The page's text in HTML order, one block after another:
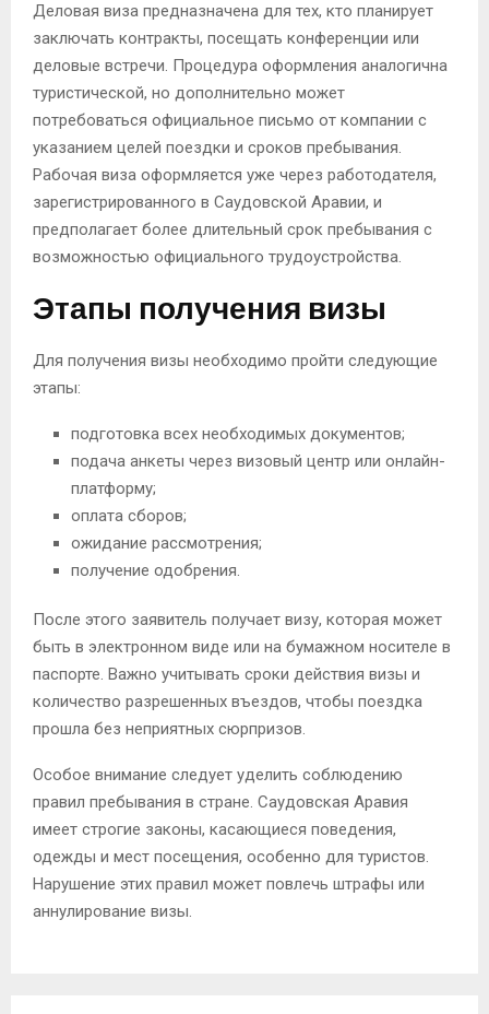
Деловая виза предназначена для тех, кто планирует
заключать контракты, посещать конференции или
деловые встречи. Процедура оформления аналогична
туристической, но дополнительно может
потребоваться официальное письмо от компании с
указанием целей поездки и сроков пребывания.
Рабочая виза оформляется уже через работодателя,
зарегистрированного в Саудовской Аравии, и
предполагает более длительный срок пребывания с
возможностью официального трудоустройства.
Этапы получения визы
Для получения визы необходимо пройти следующие
этапы:
подготовка всех необходимых документов;
подача анкеты через визовый центр или онлайн-
платформу;
оплата сборов;
ожидание рассмотрения;
получение одобрения.
После этого заявитель получает визу, которая может
быть в электронном виде или на бумажном носителе в
паспорте. Важно учитывать сроки действия визы и
количество разрешенных въездов, чтобы поездка
прошла без неприятных сюрпризов.
Особое внимание следует уделить соблюдению
правил пребывания в стране. Саудовская Аравия
имеет строгие законы, касающиеся поведения,
одежды и мест посещения, особенно для туристов.
Нарушение этих правил может повлечь штрафы или
аннулирование визы.